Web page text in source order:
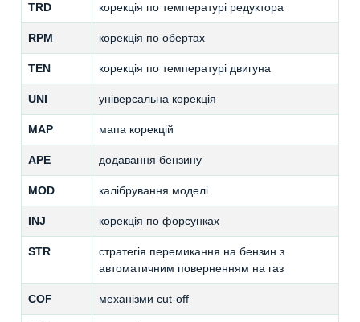
TRD корекція по температурі редуктора
RPM корекція по обертах
TEN корекція по температурі двигуна
UNI універсальна корекція
MAP мапа корекцій
APE додавання бензину
MOD калібрування моделі
INJ корекція по форсунках
STR
стратегія перемикання на бензин з
автоматичним поверненням на газ
COF механізми cut-off